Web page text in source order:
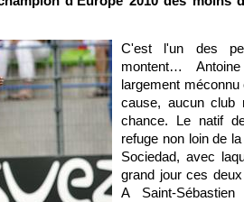
C'est l'un des
montent…
largement
cause, aucun club
chance. Le natif
refuge non loin de
Sociedad, avec
grand jour ces
A Saint-